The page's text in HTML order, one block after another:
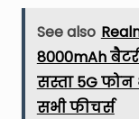
See also
8000mAh
सस्ता 5G
सभी फीचर्स